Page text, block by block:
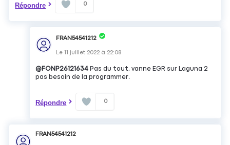
Répondre 0
FRAN54541212
Le11 juillet 2022 à 22:08
@FONP26121634 Pas du tout, vanne EGR sur Laguna 2
pas besoin de la programmer.
Répondre 0
FRAN54541212